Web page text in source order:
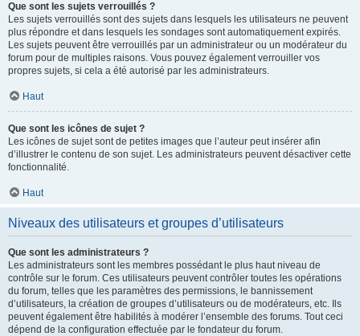
Que sont les sujets verrouillés ?
Les sujets verrouillés sont des sujets dans lesquels les utilisateurs ne peuvent
plus répondre et dans lesquels les sondages sont automatiquement expirés.
Les sujets peuvent être verrouillés par un administrateur ou un modérateur du
forum pour de multiples raisons. Vous pouvez également verrouiller vos
propres sujets, si cela a été autorisé par les administrateurs.
Haut
Que sont les icônes de sujet ?
Les icônes de sujet sont de petites images que l’auteur peut insérer afin
d’illustrer le contenu de son sujet. Les administrateurs peuvent désactiver cette
fonctionnalité.
Haut
Niveaux des utilisateurs et groupes d’utilisateurs
Que sont les administrateurs ?
Les administrateurs sont les membres possédant le plus haut niveau de
contrôle sur le forum. Ces utilisateurs peuvent contrôler toutes les opérations
du forum, telles que les paramètres des permissions, le bannissement
d’utilisateurs, la création de groupes d’utilisateurs ou de modérateurs, etc. Ils
peuvent également être habilités à modérer l’ensemble des forums. Tout ceci
dépend de la configuration effectuée par le fondateur du forum.